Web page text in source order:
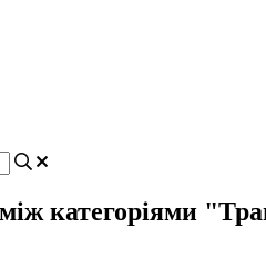
категоріями